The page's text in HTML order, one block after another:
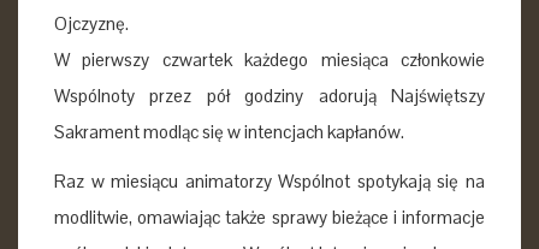
Ojczyznę.
W pierwszy czwartek każdego miesiąca członkowie
Wspólnoty przez pół godziny adorują Najświętszy
Sakrament modląc się w intencjach kapłanów.
Raz w miesiącu animatorzy Wspólnot spotykają się na
modlitwie, omawiając także sprawy bieżące i informacje